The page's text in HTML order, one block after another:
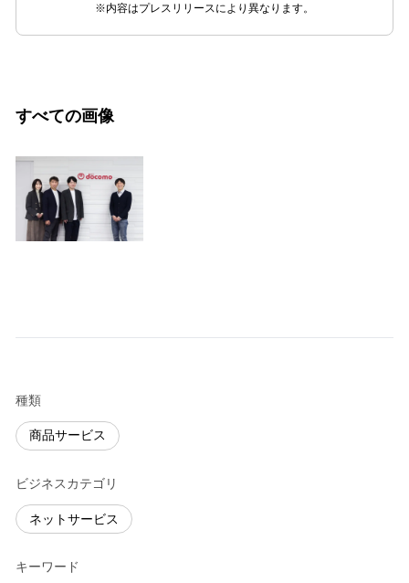
※内容はプレスリリースにより異なります。
すべての画像
種類
商品サービス
ビジネスカテゴリ
ネットサービス
キーワード